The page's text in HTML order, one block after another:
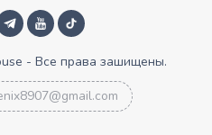
- Все права зашищены.